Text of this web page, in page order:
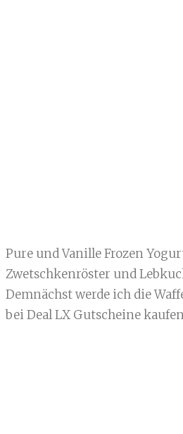
Pure und Vanille Frozen
Zwetschkenröster und
Demnächst werde ich die
bei Deal LX Gutscheine